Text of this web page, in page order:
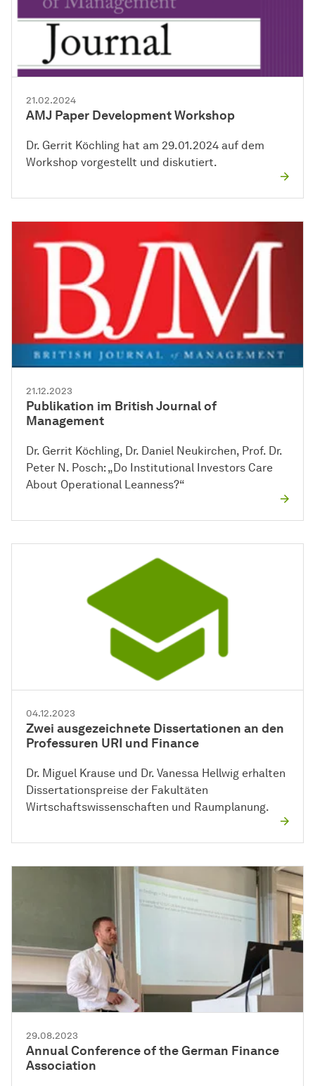
21.02.2024
AMJ Paper Development Workshop
Dr. Gerrit Köchling hat am 29.01.2024 auf dem
Workshop vorgestellt und diskutiert.
21.12.2023
Publikation im British Journal of
Management
Dr. Gerrit Köchling, Dr. Daniel Neukirchen, Prof. Dr.
Peter N. Posch: „Do Institutional Investors Care
About Operational Leanness?“
04.12.2023
Zwei ausgezeichnete Dissertationen an den
Professuren URI und Finance
Dr. Miguel Krause und Dr. Vanessa Hellwig erhalten
Dissertationspreise der Fakultäten
Wirtschaftswissenschaften und Raumplanung.
29.08.2023
Annual Conference of the German Finance
Association